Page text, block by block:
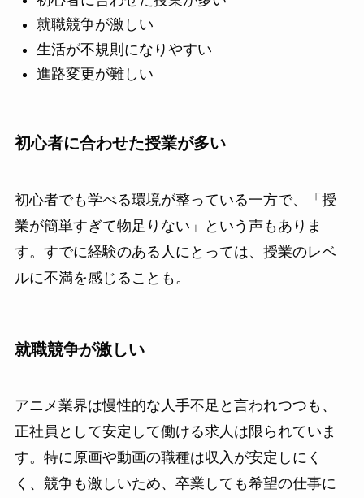
就職競争が激しい
生活が不規則になりやすい
進路変更が難しい
初心者に合わせた授業が多い
初心者でも学べる環境が整っている一方で、「授
業が簡単すぎて物足りない」という声もありま
す。すでに経験のある人にとっては、授業のレベ
ルに不満を感じることも。
就職競争が激しい
アニメ業界は慢性的な人手不足と言われつつも、
正社員として安定して働ける求人は限られていま
す。特に原画や動画の職種は収入が安定しにく
く、競争も激しいため、卒業しても希望の仕事に